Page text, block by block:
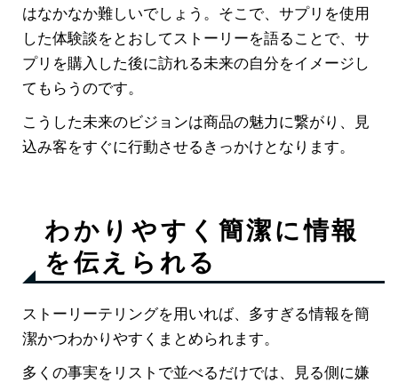
はなかなか難しいでしょう。そこで、サプリを使用
した体験談をとおしてストーリーを語ることで、サ
プリを購入した後に訪れる未来の自分をイメージし
てもらうのです。
こうした未来のビジョンは商品の魅力に繋がり、見
込み客をすぐに行動させるきっかけとなります。
わかりやすく簡潔に情報
を伝えられる
ストーリーテリングを用いれば、多すぎる情報を簡
潔かつわかりやすくまとめられます。
多くの事実をリストで並べるだけでは、見る側に嫌